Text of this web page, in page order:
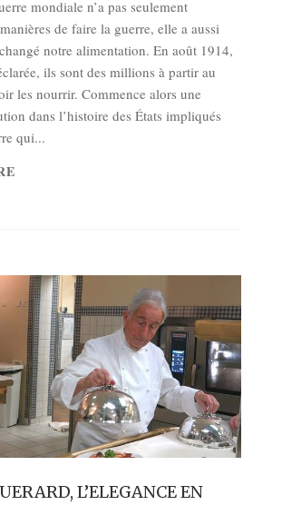
mondiale n’a pas seulement
de faire la guerre, elle a aussi
notre alimentation. En août 1914,
ils sont des millions à partir au
les nourrir. Commence alors une
dans l’histoire des États impliqués
qui...
L’ELEGANCE EN